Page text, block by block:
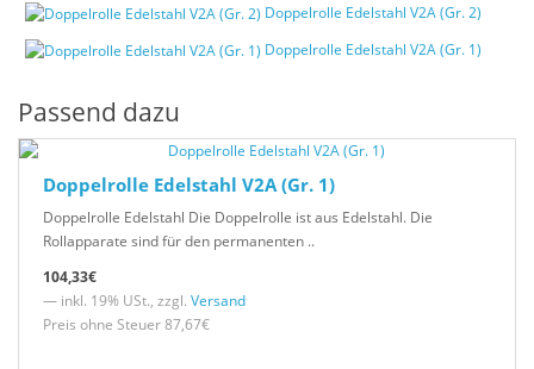
Doppelrolle Edelstahl V2A (Gr. 2)
Doppelrolle Edelstahl V2A (Gr. 1)
Passend dazu
Doppelrolle Edelstahl V2A (Gr. 1)
Doppelrolle Edelstahl Die Doppelrolle ist aus Edelstahl. Die
Rollapparate sind für den permanenten ..
104,33€
— inkl. 19% USt., zzgl. Versand
Preis ohne Steuer 87,67€